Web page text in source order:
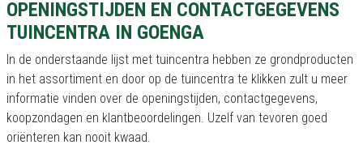
OPENINGSTIJDEN EN CONTACTGEGEVENS
TUINCENTRA IN GOENGA
In de onderstaande lijst met tuincentra hebben ze grondproducten
in het assortiment en door op de tuincentra te klikken zult u meer
informatie vinden over de openingstijden, contactgegevens,
koopzondagen en klantbeoordelingen. Uzelf van tevoren goed
oriënteren kan nooit kwaad.